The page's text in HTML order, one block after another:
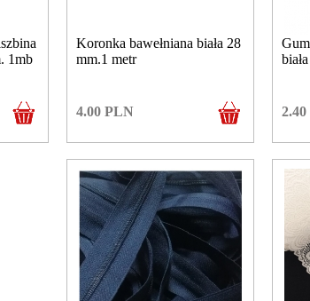
1mb
Koronka bawełniana biała 28
mm.1 metr
4.00 PLN 2.40